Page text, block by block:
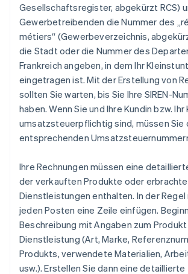
Gesellschaftsregister, abgekürzt RCS)
Gewerbetreibenden die Nummer des
métiers“ (Gewerbeverzeichnis,
die Stadt oder die Nummer des
Frankreich angeben, in dem Ihr
eingetragen ist. Mit der Erstellung von
sollten Sie warten, bis Sie Ihre SIREN-
haben. Wenn Sie und Ihre Kundin bzw. Ihr
umsatzsteuerpflichtig sind, müssen Sie
entsprechenden
Ihre Rechnungen müssen eine
der verkauften Produkte oder
Dienstleistungen enthalten. In der
jeden Posten eine Zeile einfügen.
Beschreibung mit Angaben zum
Dienstleistung (Art, Marke,
Produkts, verwendete Materialien,
usw.). Erstellen Sie dann eine detaillierte